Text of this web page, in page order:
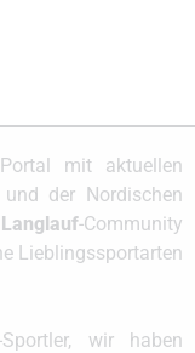
mit aktuellen
der Nordischen
Langlauf-Community
Lieblingssportarten
wir haben